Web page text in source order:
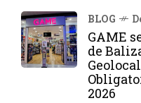
BLOG
GAME
de
2026